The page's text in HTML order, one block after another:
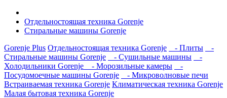
Отдельностоящая техника Gorenje
Стиральные машины Gorenje
Gorenje Plus Отдельностоящая техника Gorenje - Плиты
-
Стиральные машины Gorenje
- Сушильные машины
-
Холодильники Gorenje
- Морозильные камеры
-
Посудомоечные машины Gorenje
- Микроволновые печи
Встраиваемая техника Gorenje Климатическая техника Gorenje
Малая бытовая техника Gorenje